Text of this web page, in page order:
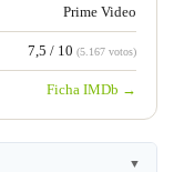
Prime Video
7,5 / 10 (5.167 votos)
Ficha IMDb →
▼